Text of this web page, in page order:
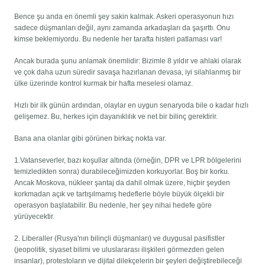
Bence şu anda en önemli şey sakin kalmak. Askeri operasyonun hızı
sadece düşmanları değil, aynı zamanda arkadaşları da şaşırttı. Onu
kimse beklemiyordu. Bu nedenle her tarafta histeri patlaması var!
Ancak burada şunu anlamak önemlidir: Bizimle 8 yıldır ve ahlaki olarak
ve çok daha uzun süredir savaşa hazırlanan devasa, iyi silahlanmış bir
ülke üzerinde kontrol kurmak bir hafta meselesi olamaz.
Hızlı bir ilk günün ardından, olaylar en uygun senaryoda bile o kadar hızlı
gelişemez. Bu, herkes için dayanıklılık ve net bir bilinç gerektirir.
Bana ana olanlar gibi görünen birkaç nokta var.
1.Vatanseverler, bazı koşullar altında (örneğin, DPR ve LPR bölgelerini
temizledikten sonra) durabileceğimizden korkuyorlar. Boş bir korku.
Ancak Moskova, nükleer şantaj da dahil olmak üzere, hiçbir şeyden
korkmadan açık ve tartışılmamış hedeflerle böyle büyük ölçekli bir
operasyon başlatabilir. Bu nedenle, her şey nihai hedefe göre
yürüyecektir.
2. Liberaller (Rusya'nın bilinçli düşmanları) ve duygusal pasifistler
(jeopolitik, siyaset bilimi ve uluslararası ilişkileri görmezden gelen
insanlar), protestoların ve dijital dilekçelerin bir şeyleri değiştirebileceği